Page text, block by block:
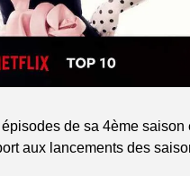
de sa 4ème saison
aux lancements des